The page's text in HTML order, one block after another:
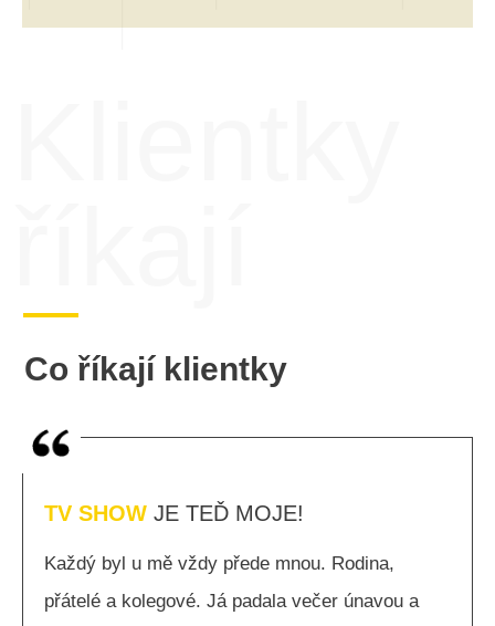
Co říkají klientky
TV SHOW JE TEĎ MOJE!
Každý byl u mě vždy přede mnou. Rodina,
přátelé a kolegové. Já padala večer únavou a